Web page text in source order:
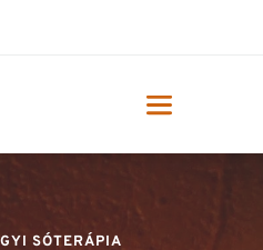
SÓTERÁPIA